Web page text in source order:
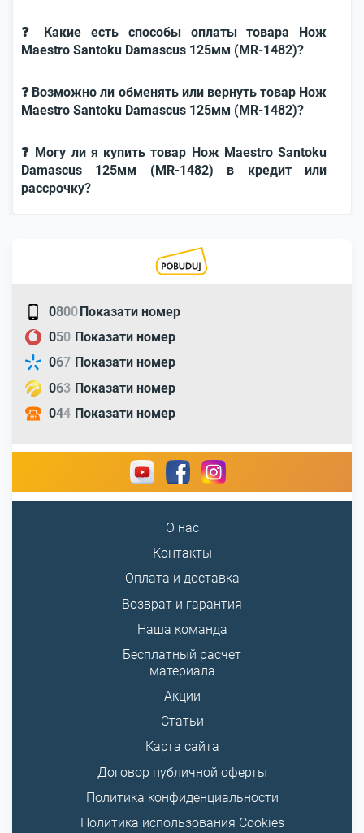
❓ Какие есть способы оплаты товара Нож
Maestro Santoku Damascus 125мм (MR-1482)?
❓ Возможно ли обменять или вернуть товар Нож
Maestro Santoku Damascus 125мм (MR-1482)?
❓ Могу ли я купить товар Нож Maestro Santoku
Damascus 125мм (MR-1482) в кредит или
рассрочку?
0800Показати номер
050 Показати номер
067 Показати номер
063 Показати номер
044 Показати номер
О нас
Контакты
Оплата и доставка
Возврат и гарантия
Наша команда
Бесплатный расчет
материала
Акции
Статьи
Карта сайта
Договор публичной оферты
Политика конфиденциальности
Политика использования Cookies